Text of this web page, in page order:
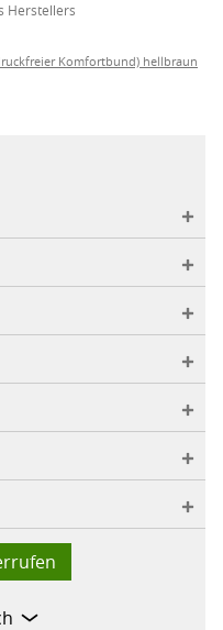
Herstellers
Komfortbund) hellbraun